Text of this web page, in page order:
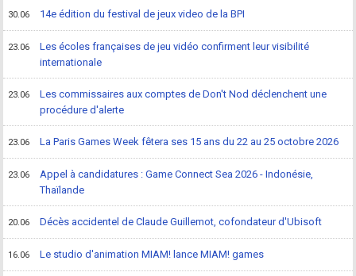
30.06 14e édition du festival de jeux video de la BPI
23.06
Les écoles françaises de jeu vidéo confirment leur visibilité
internationale
23.06
Les commissaires aux comptes de Don't Nod déclenchent une
procédure d'alerte
23.06 La Paris Games Week fêtera ses 15 ans du 22 au 25 octobre 2026
23.06
Appel à candidatures : Game Connect Sea 2026 - Indonésie,
Thaïlande
20.06 Décès accidentel de Claude Guillemot, cofondateur d'Ubisoft
16.06 Le studio d'animation MIAM! lance MIAM! games